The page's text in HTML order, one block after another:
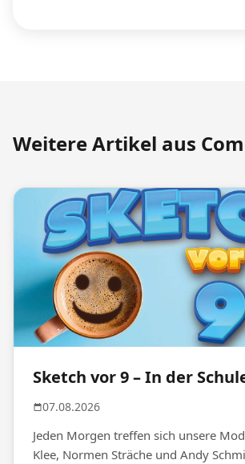
Weitere Artikel aus
Sketch vor 9 – In der
07.08.2026
Jeden Morgen treffen sich unsere
Klee, Normen Sträche und Andy